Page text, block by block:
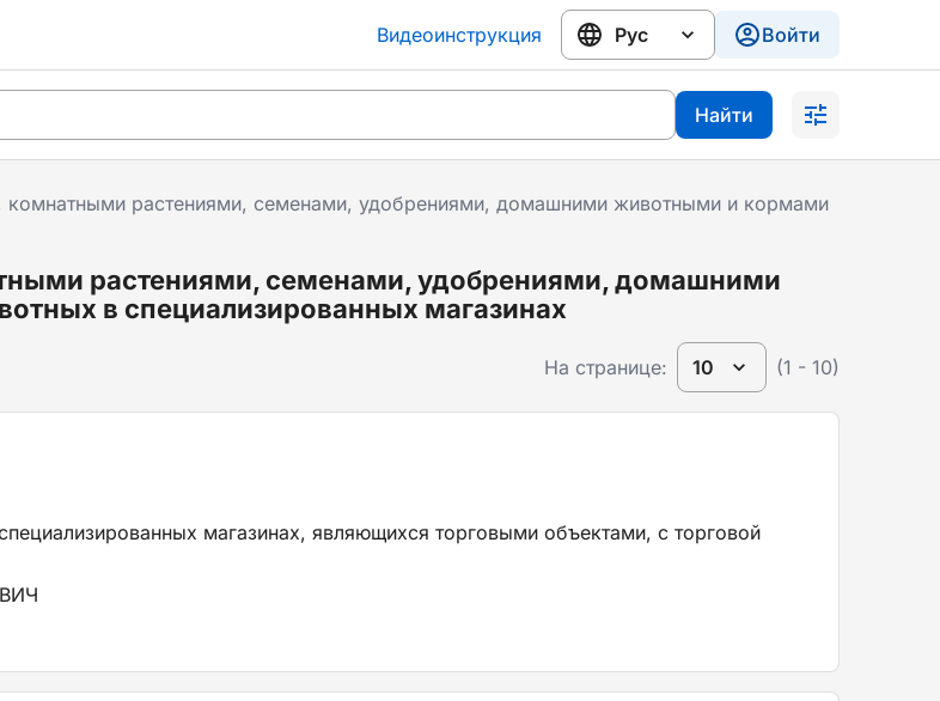
Видеоинструкция Войти
Найти
комнатными растениями, семенами, удобрениями, домашними животными и кормами
растениями, семенами, удобрениями, домашними
в специализированных магазинах
На странице: 10 (1 - 10)
магазинах, являющихся торговыми объектами, с торговой